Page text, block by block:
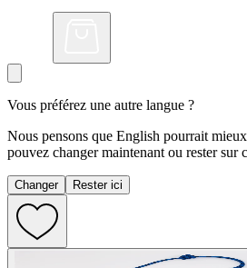
Vous préférez une autre langue ?
Nous pensons que English pourrait
pouvez changer maintenant ou rester sur
Changer Rester ici